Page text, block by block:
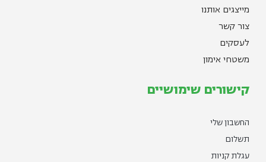
מייצגים אותנו
צור קשר
לעסקים
משטחי אימון
קישורים שימושיים
החשבון שלי
תשלום
עגלת קניות